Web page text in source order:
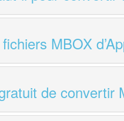
MBOX
de convertir